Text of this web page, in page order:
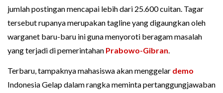
jumlah postingan mencapai lebih dari 25.600 cuitan. Tagar
tersebut rupanya merupakan tagline yang digaungkan oleh
warganet baru-baru ini guna menyoroti beragam masalah
yang terjadi di pemerintahan Prabowo-Gibran.
Terbaru, tampaknya mahasiswa akan menggelar demo
Indonesia Gelap dalam rangka meminta pertanggungjawaban